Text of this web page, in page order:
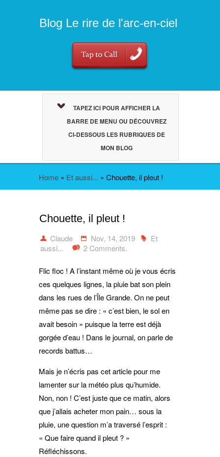
Blog Le rire de l'arc-en-ciel
TAPEZ ICI POUR AFFICHER LA
BARRE DE MENU OU DÉCOUVREZ
CI-DESSOUS LES RUBRIQUES DE
MON BLOG
Home » Et aussi... » Chouette, il pleut !
Chouette, il pleut !
Claude Nov, 14, 2019
Et
aussi...
2 Comments.
Flic floc ! A l’instant même où je vous écris
ces quelques lignes, la pluie bat son plein
dans les rues de l’Île Grande. On ne peut
même pas se dire : « c’est bien, le sol en
avait besoin » puisque la terre est déjà
gorgée d’eau ! Dans le journal, on parle de
records battus…
Mais je n’écris pas cet article pour me
lamenter sur la météo plus qu’humide.
Non, non ! C’est juste que ce matin, alors
que j’allais acheter mon pain… sous la
pluie, une question m’a traversé l’esprit :
« Que faire quand il pleut ? »
Réfléchissons.